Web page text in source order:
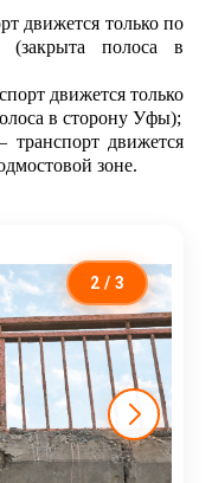
движется только по
(закрыта полоса в
движется только
в сторону Уфы);
транспорт движется
зоне.
2 / 3